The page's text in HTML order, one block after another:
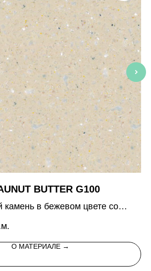
BUTTER G100
камень в бежевом цвете со
О МАТЕРИАЛЕ →